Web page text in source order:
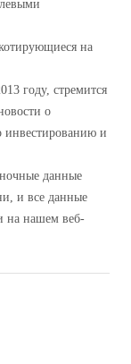
на
году, стремится
о
инвестированию и
данные
и все данные
на нашем веб-